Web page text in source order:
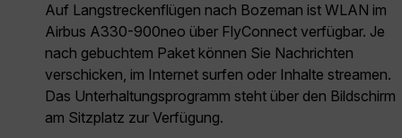
Auf Langstreckenflügen nach Bozeman ist WLAN im
Airbus A330-900neo über FlyConnect verfügbar. Je
nach gebuchtem Paket können Sie Nachrichten
verschicken, im Internet surfen oder Inhalte streamen.
Das Unterhaltungsprogramm steht über den Bildschirm
am Sitzplatz zur Verfügung.